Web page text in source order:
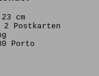
cm
Postkarten
Porto